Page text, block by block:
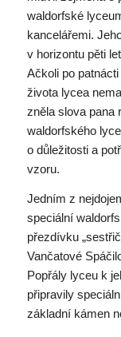
waldorfské
kancelářemi.
v horizontu pěti
Ačkoli po
života lycea
zněla slova pana
waldorfského
o důležitosti a
vzoru.
Jedním z
speciální
přezdívku
Vančatové
Popřály lyceu k
připravily
základní kámen